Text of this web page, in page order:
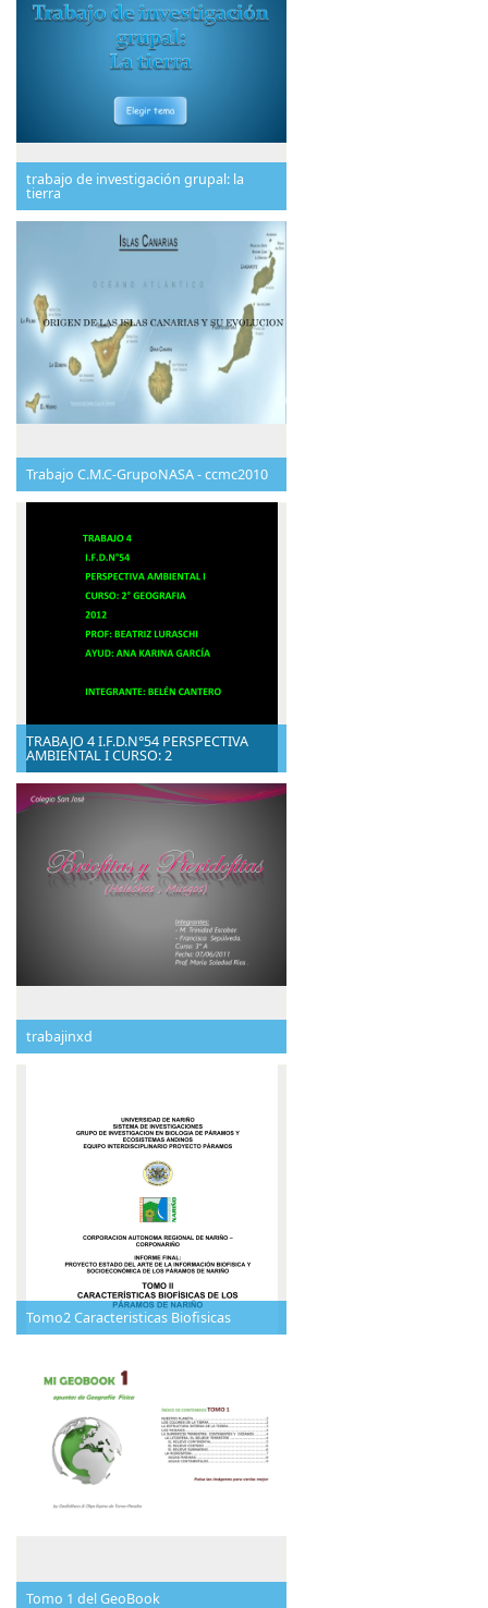
trabajo de investigación grupal: la
tierra
Trabajo C.M.C-GrupoNASA - ccmc2010
TRABAJO 4 I.F.D.N°54 PERSPECTIVA
AMBIENTAL I CURSO: 2
trabajinxd
Tomo2 Caracteristicas Biofisicas
Tomo 1 del GeoBook